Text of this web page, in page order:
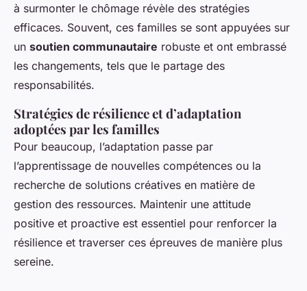
à surmonter le chômage révèle des stratégies
efficaces. Souvent, ces familles se sont appuyées sur
un soutien communautaire robuste et ont embrassé
les changements, tels que le partage des
responsabilités.
Stratégies de résilience et d’adaptation
adoptées par les familles
Pour beaucoup, l’adaptation passe par
l’apprentissage de nouvelles compétences ou la
recherche de solutions créatives en matière de
gestion des ressources. Maintenir une attitude
positive et proactive est essentiel pour renforcer la
résilience et traverser ces épreuves de manière plus
sereine.